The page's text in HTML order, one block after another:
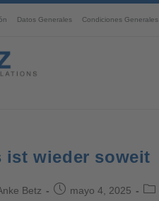
Datos Generales Condiciones Generales
ist wieder soweit
Betz mayo 4, 2025